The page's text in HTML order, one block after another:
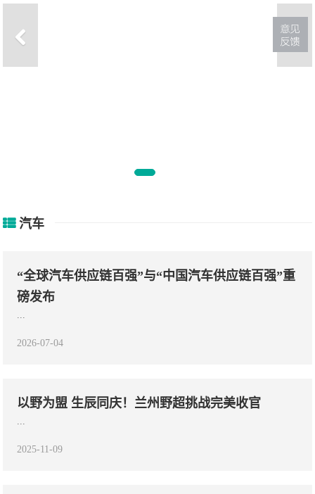
汽车
“全球汽车供应链百强”与“中国汽车供应链百强”重
磅发布
...
2026-07-04
以野为盟 生辰同庆！兰州野超挑战完美收官
...
2025-11-09